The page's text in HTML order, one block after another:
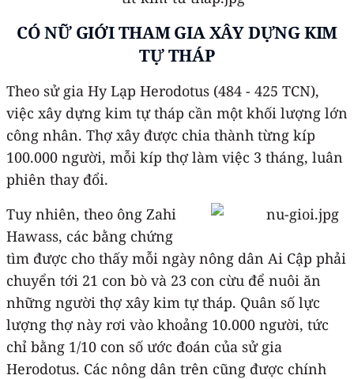
CÓ NỮ GIỚI THAM GIA XÂY DỰNG KIM
TỰ THÁP
Theo sử gia Hy Lạp Herodotus (484 - 425 TCN),
việc xây dựng kim tự tháp cần một khối lượng lớn
công nhân. Thợ xây được chia thành từng kíp
100.000 người, mỗi kíp thợ làm việc 3 tháng, luân
phiên thay đổi.
Tuy nhiên, theo ông Zahi
Hawass, các bằng chứng
tìm được cho thấy mỗi ngày nông dân Ai Cập phải
chuyển tới 21 con bò và 23 con cừu để nuôi ăn
những người thợ xây kim tự tháp. Quân số lực
lượng thợ này rơi vào khoảng 10.000 người, tức
chỉ bằng 1/10 con số ước đoán của sử gia
Herodotus. Các nông dân trên cũng được chính